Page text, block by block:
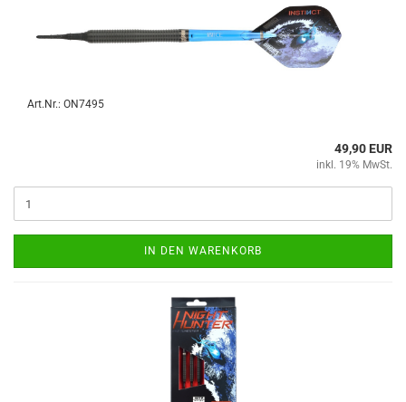
Art.Nr.: ON7495
49,90 EUR
inkl. 19% MwSt.
IN DEN WARENKORB